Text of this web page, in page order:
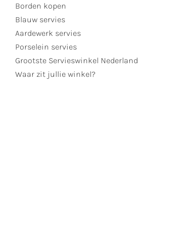
Borden kopen
Blauw servies
Aardewerk servies
Porselein servies
Grootste Servieswinkel Nederland
Waar zit jullie winkel?